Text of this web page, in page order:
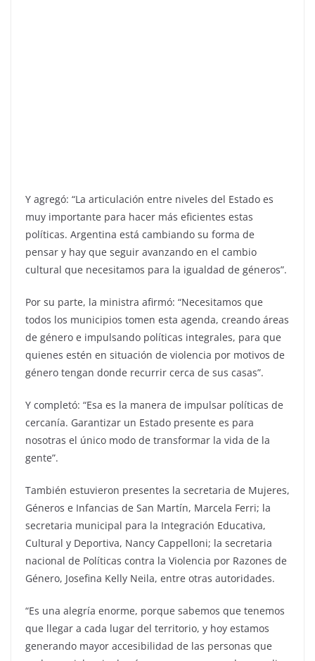
Y agregó: “La articulación entre niveles del Estado es
muy importante para hacer más eficientes estas
políticas. Argentina está cambiando su forma de
pensar y hay que seguir avanzando en el cambio
cultural que necesitamos para la igualdad de géneros”.
Por su parte, la ministra afirmó: “Necesitamos que
todos los municipios tomen esta agenda, creando áreas
de género e impulsando políticas integrales, para que
quienes estén en situación de violencia por motivos de
género tengan donde recurrir cerca de sus casas”.
Y completó: “Esa es la manera de impulsar políticas de
cercanía. Garantizar un Estado presente es para
nosotras el único modo de transformar la vida de la
gente”.
También estuvieron presentes la secretaria de Mujeres,
Géneros e Infancias de San Martín, Marcela Ferri; la
secretaria municipal para la Integración Educativa,
Cultural y Deportiva, Nancy Cappelloni; la secretaria
nacional de Políticas contra la Violencia por Razones de
Género, Josefina Kelly Neila, entre otras autoridades.
“Es una alegría enorme, porque sabemos que tenemos
que llegar a cada lugar del territorio, y hoy estamos
generando mayor accesibilidad de las personas que